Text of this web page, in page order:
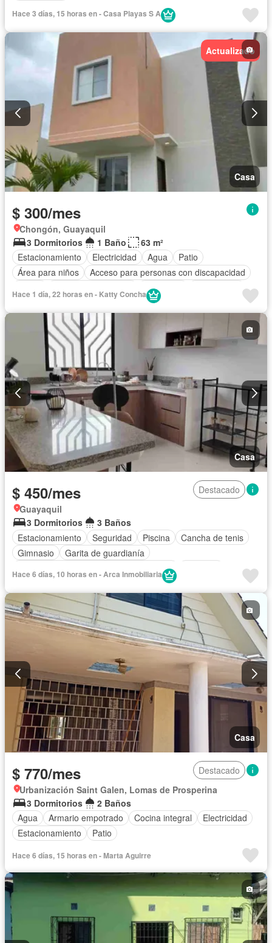
Hace 3 días, 15 horas en - Casa Playas S A
Actualizado
Casa
$ 300/mes
Chongón, Guayaquil
3 Dormitorios
1 Baño
63 m²
Estacionamiento
Electricidad Agua
Patio
Área para niños
Acceso para personas con discapacidad
Seguridad
Hace 1 día, 22 horas en - Katty Concha
Casa
$ 450/mes
Destacado
Guayaquil
3 Dormitorios
3 Baños
Estacionamiento
Seguridad Piscina
Cancha de tenis
Gimnasio
Garita de guardianía
Acceso para personas con discapacidad
Vista panorámica
Armario empotrado
Electricidad Jardín Wifi
Agua
Internet
Cuarto de servicio Cocina integral Sin amoblar
Hace 6 días, 10 horas en - Arca Inmobiliaria
Casa
$ 770/mes
Destacado
Urbanización Saint Galen, Lomas de Prosperina
3 Dormitorios
2 Baños
Agua
Armario empotrado Cocina integral
Electricidad
Estacionamiento
Patio
Hace 6 días, 15 horas en - Marta Aguirre